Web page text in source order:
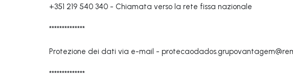
+351 219 540 340 - Chiamata verso la rete fissa nazionale
**************
Protezione dei dati via e-mail -
**************